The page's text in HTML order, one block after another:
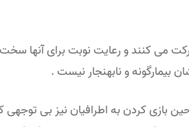
می کنند و رعایت نوبت برای آنها
بیمارگونه و نابهنجار نیست .
بازی کردن به اطرافیان نیز بی توجهی